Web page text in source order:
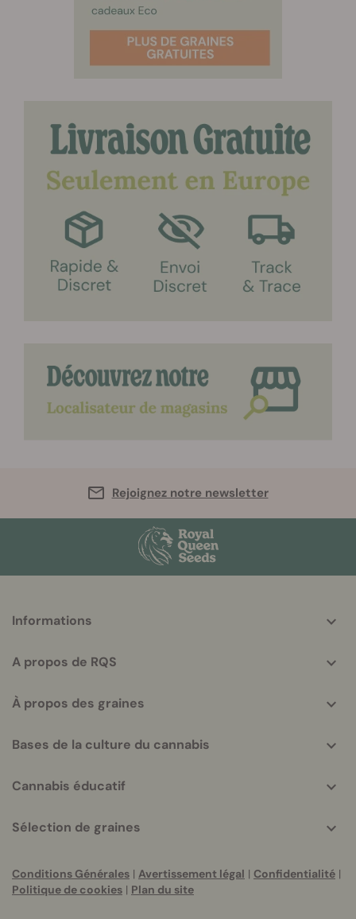
Rejoignez notre newsletter
helpful
Informations
A propos de RQS
À propos des graines
Bases de la culture du cannabis
Cannabis éducatif
Sélection de graines
Conditions Générales | Avertissement légal | Confidentialité |
Politique de cookies | Plan du site